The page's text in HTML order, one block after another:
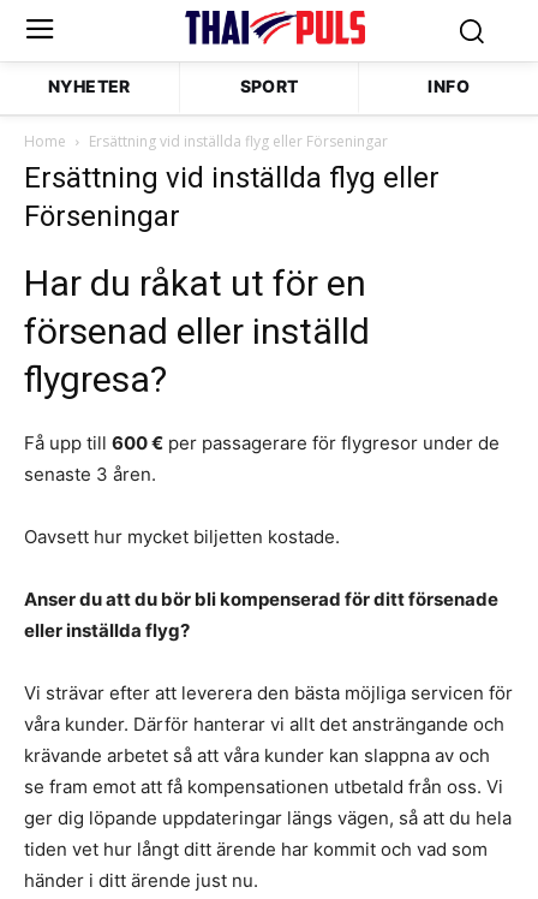
NYHETER SPORT INFO
Home Ersättning vid inställda flyg eller Förseningar
Ersättning vid inställda flyg eller
Förseningar
Har du råkat ut för en
försenad eller inställd
flygresa?
Få upp till 600 € per passagerare för flygresor under de
senaste 3 åren.
Oavsett hur mycket biljetten kostade.
Anser du att du bör bli kompenserad för ditt försenade
eller inställda flyg?
Vi strävar efter att leverera den bästa möjliga servicen för
våra kunder. Därför hanterar vi allt det ansträngande och
krävande arbetet så att våra kunder kan slappna av och
se fram emot att få kompensationen utbetald från oss. Vi
ger dig löpande uppdateringar längs vägen, så att du hela
tiden vet hur långt ditt ärende har kommit och vad som
händer i ditt ärende just nu.